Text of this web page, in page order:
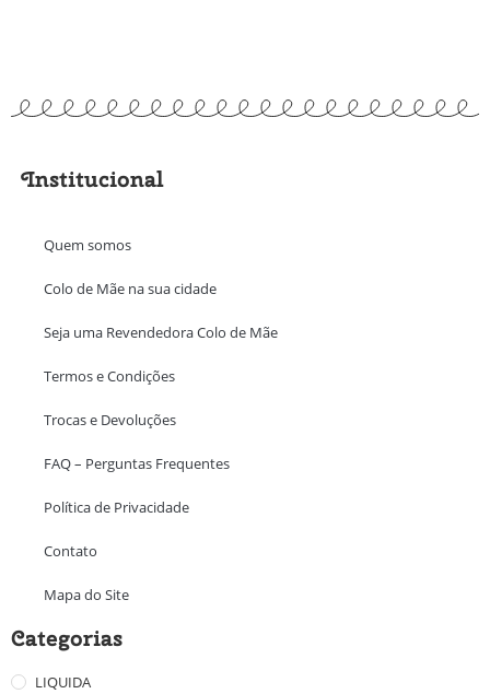
Institucional
Quem somos
Colo de Mãe na sua cidade
Seja uma Revendedora Colo de Mãe
Termos e Condições
Trocas e Devoluções
FAQ – Perguntas Frequentes
Política de Privacidade
Contato
Mapa do Site
Categorias
LIQUIDA